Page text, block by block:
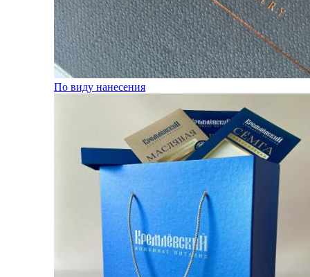
По виду нанесения